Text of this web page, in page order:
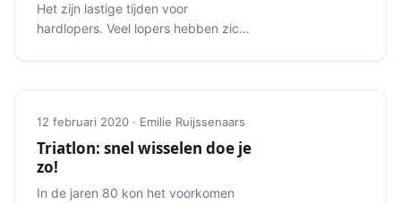
Het zijn lastige tijden voor
hardlopers. Veel lopers hebben zich
12 februari 2020 · Emilie Ruijssenaars
Triatlon: snel wisselen doe je
zo!
In de jaren 80 kon het voorkomen